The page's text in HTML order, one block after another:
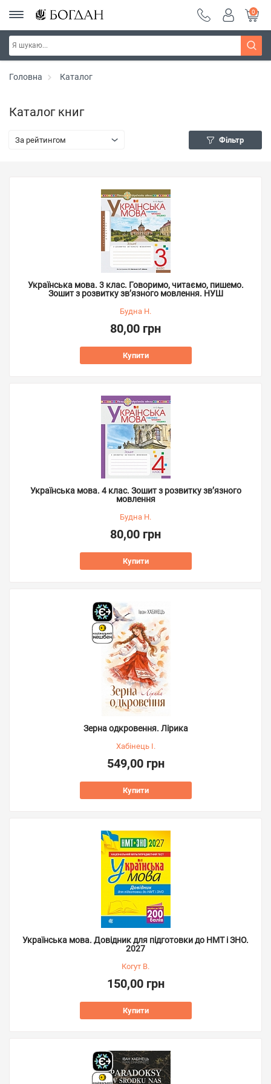
0
Головна Каталог
Каталог книг
За рейтингом Фільтр
Українська мова. 3 клас. Говоримо, читаємо, пишемо.
Зошит з розвитку зв’язного мовлення. НУШ
Будна Н.
80,00 грн
Купити
Українська мова. 4 клас. Зошит з розвитку зв’язного
мовлення
Будна Н.
80,00 грн
Купити
Зерна одкровення. Лірика
Хабінець І.
549,00 грн
Купити
Українська мова. Довідник для підготовки до НМТ і ЗНО.
2027
Когут В.
150,00 грн
Купити